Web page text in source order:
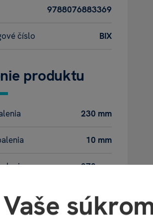
9788076883369
číslo BIX
produktu
230 mm
10 mm
270 mm